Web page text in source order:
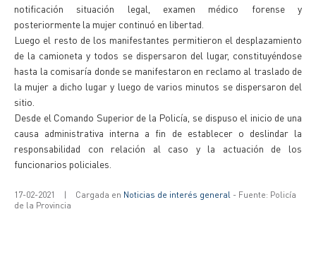
notificación situación legal, examen médico forense y
posteriormente la mujer continuó en libertad.
Luego el resto de los manifestantes permitieron el desplazamiento
de la camioneta y todos se dispersaron del lugar, constituyéndose
hasta la comisaría donde se manifestaron en reclamo al traslado de
la mujer a dicho lugar y luego de varios minutos se dispersaron del
sitio.
Desde el Comando Superior de la Policía, se dispuso el inicio de una
causa administrativa interna a fin de establecer o deslindar la
responsabilidad con relación al caso y la actuación de los
funcionarios policiales.
17-02-2021 | Cargada en Noticias de interés general - Fuente: Policía
de la Provincia